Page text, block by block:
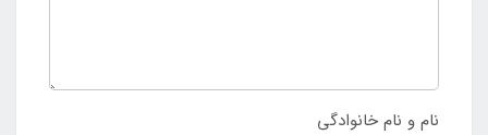
نام و نام خانوادگی